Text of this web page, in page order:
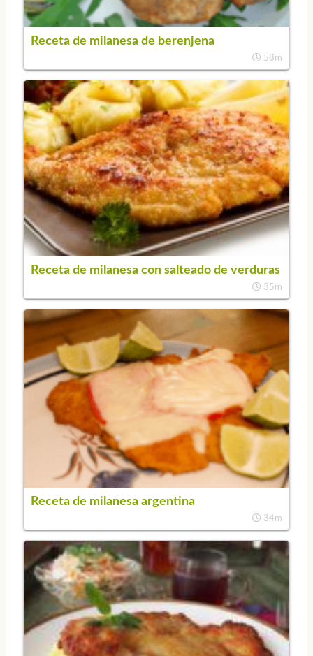
Receta de milanesa de berenjena
58m
Receta de milanesa con salteado de verduras
35m
Receta de milanesa argentina
34m